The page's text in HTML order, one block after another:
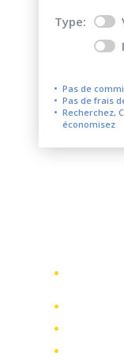
Type:
Pas de
Pas de frais
Recherchez,
économisez